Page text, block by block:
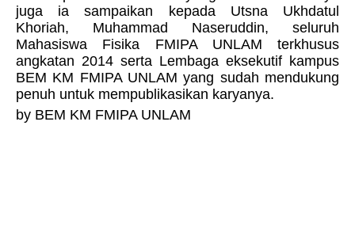
juga ia sampaikan kepada Utsna Ukhdatul
Khoriah, Muhammad Naseruddin, seluruh
Mahasiswa Fisika FMIPA UNLAM terkhusus
angkatan 2014 serta Lembaga eksekutif kampus
BEM KM FMIPA UNLAM yang sudah mendukung
penuh untuk mempublikasikan karyanya.
by BEM KM FMIPA UNLAM